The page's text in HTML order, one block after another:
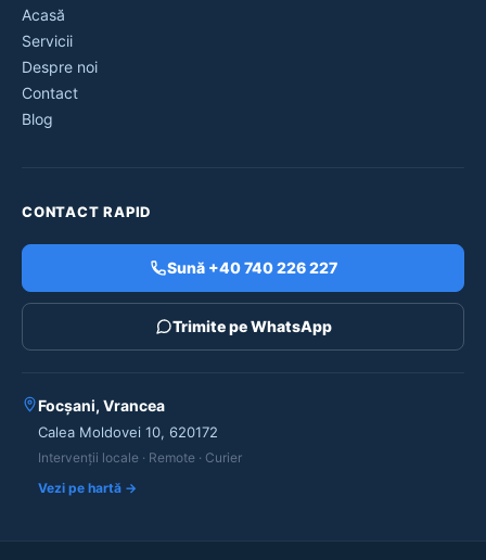
Acasă
Servicii
Despre noi
Contact
Blog
CONTACT RAPID
Sună +40 740 226 227
Trimite pe WhatsApp
Focșani, Vrancea
Calea Moldovei 10, 620172
Intervenții locale · Remote · Curier
Vezi pe hartă →